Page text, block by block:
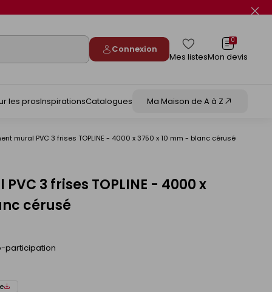
Connexion
Mes listes
0
Mon devis
les prosInspirationsCatalogues Ma Maison de A à Z
mural PVC 3 frises TOPLINE - 4000 x 3750 x 10 mm - blanc cérusé
3 frises TOPLINE - 4000 x
cérusé
participation